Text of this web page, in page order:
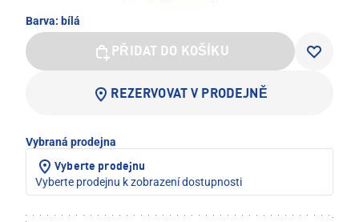
Barva: bílá
PŘIDAT DO KOŠÍKU
REZERVOVAT V PRODEJNĚ
Vybraná prodejna
Vyberte prodejnu
Vyberte prodejnu k zobrazení dostupnosti